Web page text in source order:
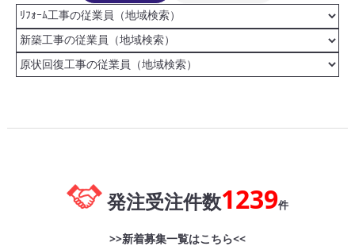
発注受注件数1239件
>>新着募集一覧はこちら<<